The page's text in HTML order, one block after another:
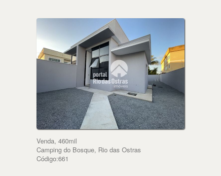
Venda, 460mil
Camping do Bosque, Rio das Ostras
Código:661